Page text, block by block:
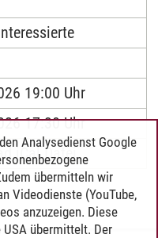
19:00 Uhr
17:30 Uhr
iCal Datei
Analysedienst Google
übermitteln wir
Videodienste (YouTube,
anzuzeigen. Diese
USA übermittelt. Der